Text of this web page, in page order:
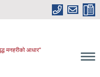
मनहरीको आधार"